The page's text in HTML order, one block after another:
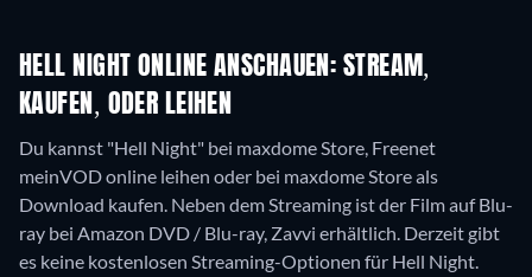
HELL NIGHT ONLINE ANSCHAUEN: STREAM,
KAUFEN, ODER LEIHEN
Du kannst "Hell Night" bei maxdome Store, Freenet
meinVOD online leihen oder bei maxdome Store als
Download kaufen. Neben dem Streaming ist der Film auf Blu-
ray bei Amazon DVD / Blu-ray, Zavvi erhältlich. Derzeit gibt
es keine kostenlosen Streaming-Optionen für Hell Night.